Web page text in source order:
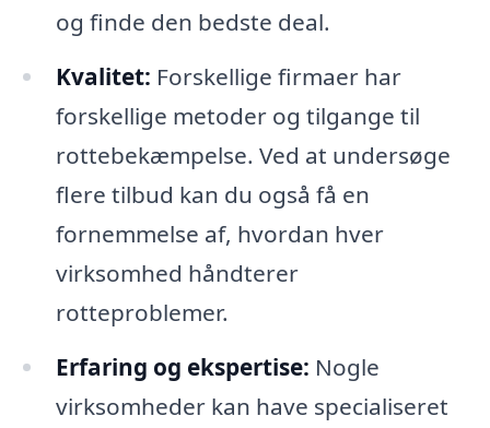
og finde den bedste deal.
Kvalitet: Forskellige firmaer har
forskellige metoder og tilgange til
rottebekæmpelse. Ved at undersøge
flere tilbud kan du også få en
fornemmelse af, hvordan hver
virksomhed håndterer
rotteproblemer.
Erfaring og ekspertise: Nogle
virksomheder kan have specialiseret